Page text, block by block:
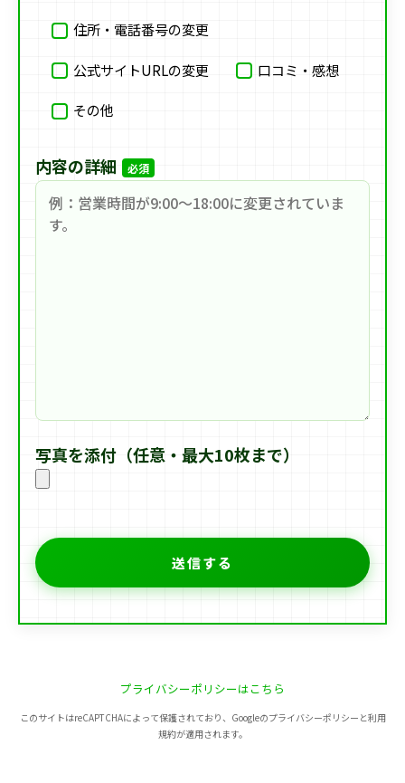
住所・電話番号の変更
公式サイトURLの変更 口コミ・感想
その他
内容の詳細 必須
写真を添付（任意・最大10枚まで）
プライバシーポリシーはこちら
このサイトはreCAPTCHAによって保護されており、Googleのプライバシーポリシーと利用
規約が適用されます。